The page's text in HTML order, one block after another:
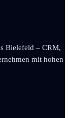
Bielefeld – CRM,
mit hohen